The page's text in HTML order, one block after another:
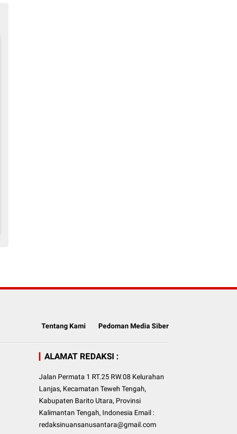
Tentang Kami Pedoman Media Siber
ALAMAT REDAKSI :
Jalan Permata 1 RT.25 RW.08 Kelurahan
Lanjas, Kecamatan Teweh Tengah,
Kabupaten Barito Utara, Provinsi
Kalimantan Tengah, Indonesia Email :
redaksinuansanusantara@gmail.com